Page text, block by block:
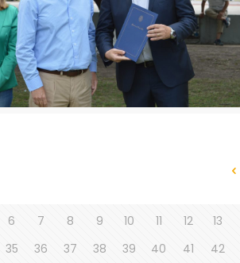
6 7 8 9 10 11 12 13
35 36 37 38 39 40 41 42